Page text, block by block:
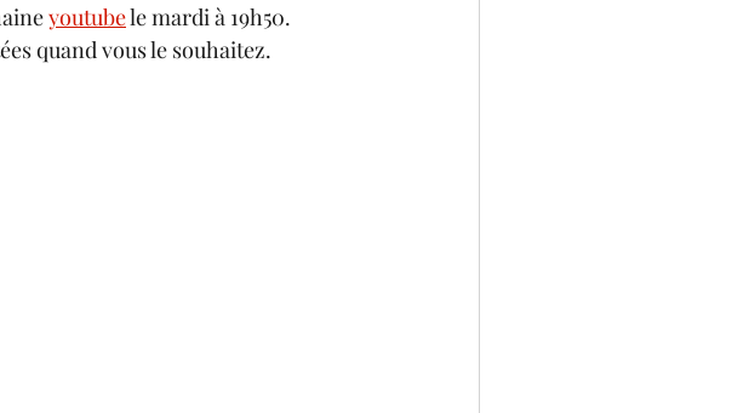
youtube le mardi à 19h50.
quand vous le souhaitez.